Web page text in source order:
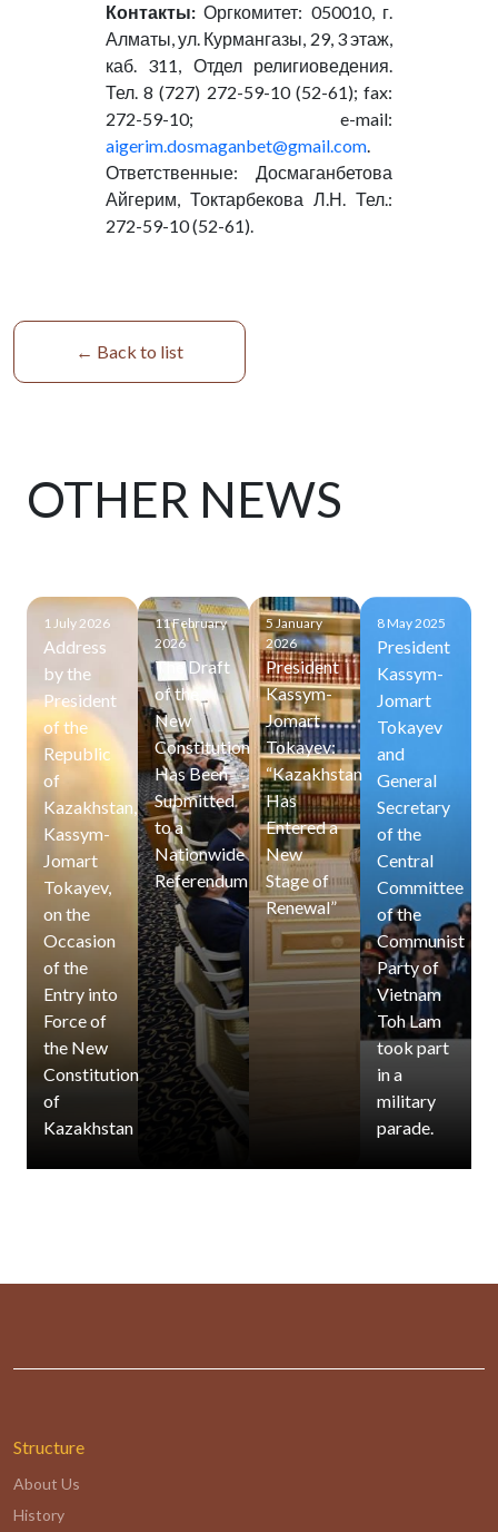
Контакты:Оргкомитет: 050010, г.
Алматы, ул. Курмангазы, 29, 3 этаж,
каб. 311, Отдел религиоведения.
Тел. 8 (727) 272-59-10 (52-61); fax:
272-59-10; e-mail:
aigerim.dosmaganbet@gmail.com.
Ответственные: Досмаганбетова
Айгерим, Токтарбекова Л.Н. Тел.:
272-59-10 (52-61).
← Back to list
OTHER NEWS
1 July 2026
Address
by the
President
of the
Republic
of
Kazakhstan,
Kassym-
Jomart
Tokayev,
on the
Occasion
of the
Entry into
Force of
the New
Constitution
of
Kazakhstan
11 February
2026
The Draft
of the
New
Constitution
Has Been
Submitted
to a
Nationwide
Referendum
5 January
2026
President
Kassym-
Jomart
Tokayev:
“Kazakhstan
Has
Entered a
New
Stage of
Renewal”
8 May 2025
President
Kassym-
Jomart
Tokayev
and
General
Secretary
of the
Central
Committee
of the
Communist
Party of
Vietnam
Toh Lam
took part
in a
military
parade.
Structure
About Us
History